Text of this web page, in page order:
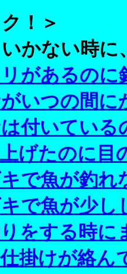
＞
い時に、
があるのに
いつの間に
付いている
げたのに目
で魚が釣れ
で魚が少し
をする時に
掛けが絡ん